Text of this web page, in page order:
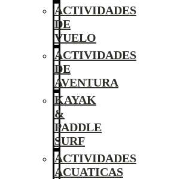
ACTIVIDADES
DE
VUELO
ACTIVIDADES
DE
AVENTURA
KAYAK
&
PADDLE
SURF
ACTIVIDADES
ACUATICAS